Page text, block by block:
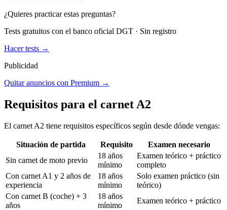
¿Quieres practicar estas preguntas?
Tests gratuitos con el banco oficial DGT · Sin registro
Hacer tests →
Publicidad
Quitar anuncios con Premium →
Requisitos para el carnet A2
El carnet A2 tiene requisitos específicos según desde dónde vengas:
Situación de partida Requisito
Examen necesario
Sin carnet de moto previo
18 años
mínimo
Examen teórico + práctico
completo
Con carnet A1 y 2 años de
experiencia
18 años
mínimo
Solo examen práctico (sin
teórico)
Con carnet B (coche) + 3
años
18 años
mínimo
Examen teórico + práctico